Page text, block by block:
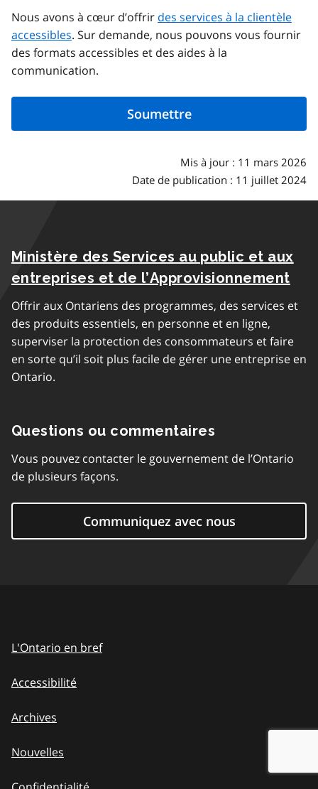
Nous avons à cœur d’offrir des services à la clientèle
accessibles. Sur demande, nous pouvons vous fournir
des formats accessibles et des aides à la
communication.
Mis à jour : 11 mars 2026
Date de publication : 11 juillet 2024
Ministère des Services au public et aux
entreprises et de l’Approvisionnement
Offrir aux Ontariens des programmes, des services et
des produits essentiels, en personne et en ligne,
superviser la protection des consommateurs et faire
en sorte qu’il soit plus facile de gérer une entreprise en
Ontario.
Questions ou commentaires
Vous pouvez contacter le gouvernement de l’Ontario
de plusieurs façons.
Communiquez avec nous
L'Ontario en bref
Accessibilité
Archives
Nouvelles